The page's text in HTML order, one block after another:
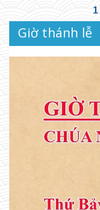
1
Giờ thánh lễ